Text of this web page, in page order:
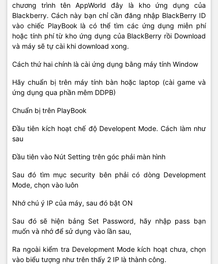
chương trình tên AppWorld đây là kho ứng dụng của
Blackberry. Cách này bạn chỉ cần đăng nhập BlackBerry ID
vào chiếc PlayBook là có thể tìm các ứng dụng miễn phí
hoặc tính phí từ kho ứng dụng của BlackBerry rồi Download
và máy sẽ tự cài khi download xong.
Cách thứ hai chính là cài ứng dụng bằng máy tính Window
Hãy chuẩn bị trên máy tính bàn hoặc laptop (cài game và
ứng dụng qua phần mêm DDPB)
Chuẩn bị trên PlayBook
Đầu tiên kích hoạt chế độ Developent Mode. Cách làm như
sau
Đầu tiên vào Nút Setting trên góc phải màn hình
Sau đó tìm mục security bên phải có dòng Development
Mode, chọn vào luôn
Nhớ chú ý IP của máy, sau đó bật ON
Sau đó sẽ hiện bảng Set Password, hãy nhập pass bạn
muốn và nhớ để sử dụng vào lần sau,
Ra ngoài kiểm tra Development Mode kích hoạt chưa, chọn
vào biểu tượng như trên thấy 2 IP là thành công.